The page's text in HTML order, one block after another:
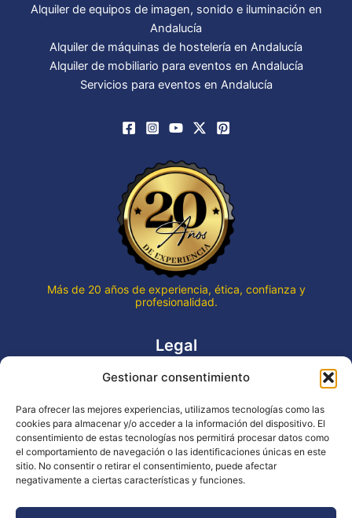
Gestionar consentimiento
Para ofrecer las mejores experiencias, utilizamos tecnologías como las
cookies para almacenar y/o acceder a la información del dispositivo. El
consentimiento de estas tecnologías nos permitirá procesar datos como
el comportamiento de navegación o las identificaciones únicas en este
sitio. No consentir o retirar el consentimiento, puede afectar
negativamente a ciertas características y funciones.
Alquiler de equipos de imagen, sonido e iluminación en
Andalucía
Alquiler de máquinas de hostelería en Andalucía
Alquiler de mobiliario para eventos en Andalucía
Servicios para eventos en Andalucía
Más de 20 años de experiencia, ética, confianza y
profesionalidad.
Legal
Aviso legal
Declaración de accesibilidad
Política de cookies (UE)